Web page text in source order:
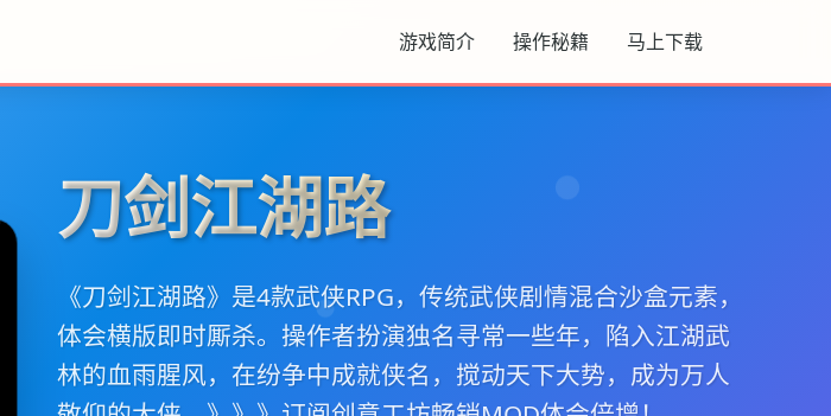
游戏简介 操作秘籍 马上下载
刀剑江湖路
《刀剑江湖路》是4款武侠RPG，传统武侠剧情混合沙盒元素，
体会横版即时厮杀。操作者扮演独名寻常一些年，陷入江湖武
林的血雨腥风，在纷争中成就侠名，搅动天下大势，成为万人